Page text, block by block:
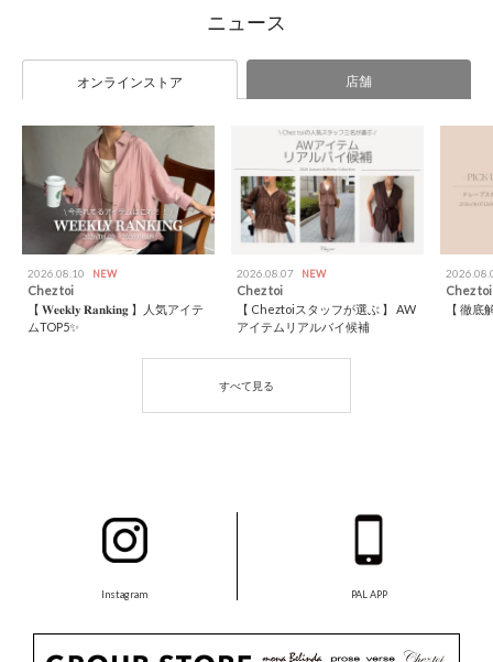
オンラインストア 店舗
2026.08.10 NEW
Chez toi
【 𝐖𝐞𝐞𝐤𝐥𝐲 𝐑𝐚𝐧𝐤𝐢𝐧𝐠 】人気アイテ
ムTOP5✨
2026.08.07 NEW
Chez toi
【 Cheztoiスタッフが選ぶ 】 AW
アイテムリアルバイ候補
Chez toi
【 徹底
Instagram PAL APP